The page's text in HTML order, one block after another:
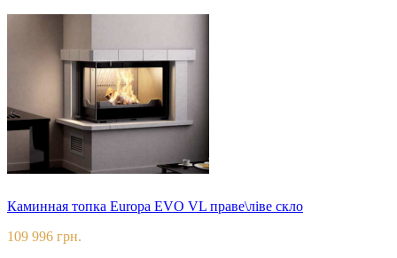
Каминная топка Europa EVO VL праве\ліве скло
109 996 грн.